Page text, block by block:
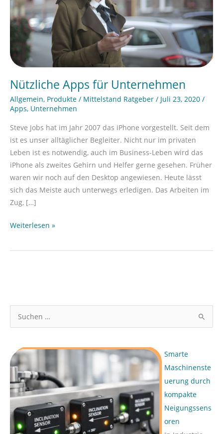
h
n
n
a
Smarte
Maschinenste
uerung durch
kompakte
Neigungssens
oren
Nützliche Apps für Unternehmen
Allgemein, Produkte / Mittelstand Ratgeber / Juli 23, 2020 /
Apps, Unternehmen
Steve Jobs hat im Jahr 2007 das iPhone vorgestellt. Seit dem
ist es unser alltäglicher Begleiter. Nicht nur im privaten
Leben ist es notwendig, auch im Business-Leben wird das
iPhone als zweites Gehirn und Helfer gerne gesehen. Früher
waren wir noch auf den Desktop angewiesen. Heute lässt
sich das Meiste auch unterwegs erledigen. Das Arbeiten im
Zug, […]
Weiterlesen »